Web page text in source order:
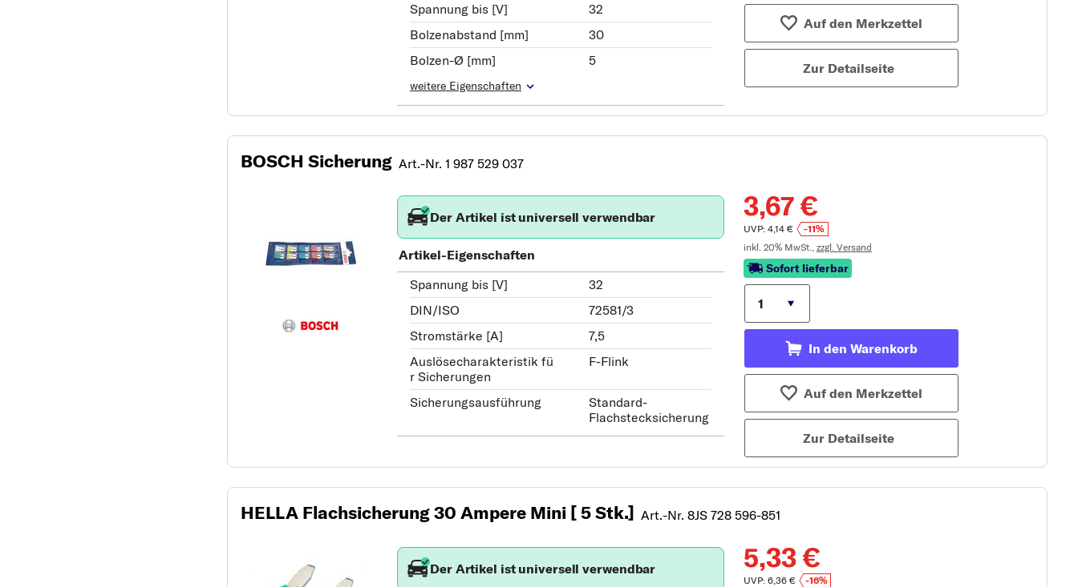
Spannung bis [V]
32
Bolzenabstand [mm]
30
Bolzen-Ø [mm]
5
weitere Eigenschaften
Auf den Merkzettel
Zur Detailseite
BOSCH Sicherung Art.-Nr. 1 987 529 037
Der Artikel ist universell verwendbar
Artikel-Eigenschaften
Spannung bis [V]
32
DIN/ISO
72581/3
Stromstärke [A]
7,5
Auslösecharakteristik fü
r Sicherungen
F-Flink
Sicherungsausführung
Standard-
Flachstecksicherung
3,67 €
UVP: 4,14 €
-11%
inkl. 20% MwSt., zzgl. Versand
Sofort lieferbar
In den Warenkorb
Auf den Merkzettel
Zur Detailseite
HELLA Flachsicherung 30 Ampere Mini [ 5 Stk.] Art.-Nr. 8JS 728 596-851
Der Artikel ist universell verwendbar 5,33 €
UVP: 6,36 €
-16%